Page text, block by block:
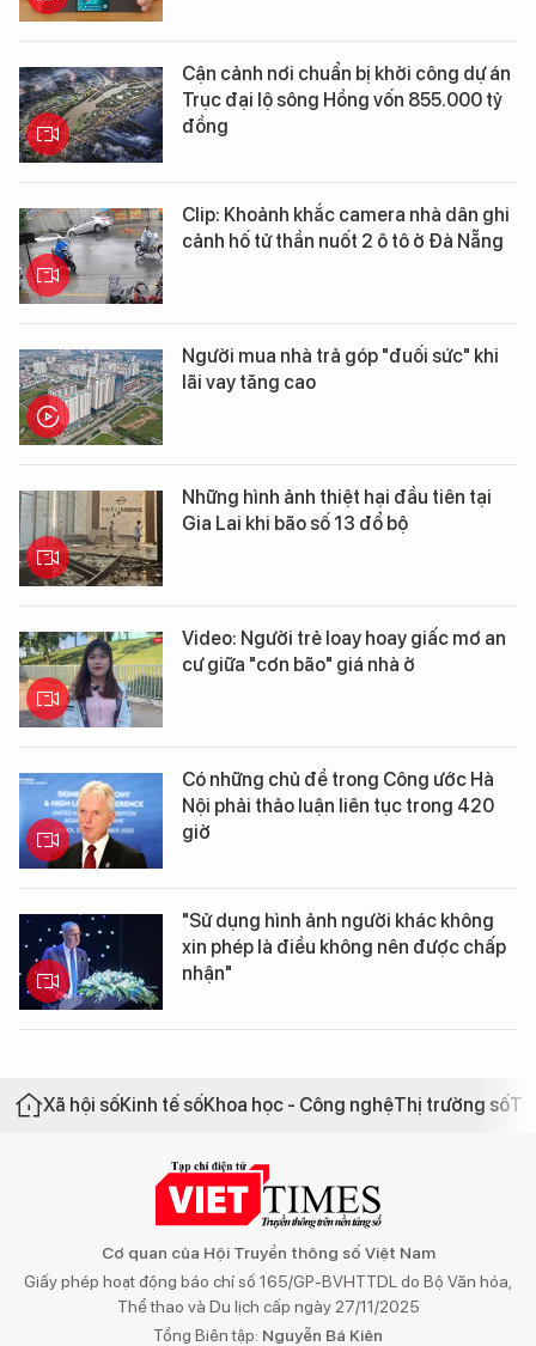
Cận cảnh nơi chuẩn bị khởi công dự án
Trục đại lộ sông Hồng vốn 855.000 tỷ
đồng
Clip: Khoảnh khắc camera nhà dân ghi
cảnh hố tử thần nuốt 2 ô tô ở Đà Nẵng
Người mua nhà trả góp "đuối sức" khi
lãi vay tăng cao
Những hình ảnh thiệt hại đầu tiên tại
Gia Lai khi bão số 13 đổ bộ
Video: Người trẻ loay hoay giấc mơ an
cư giữa "cơn bão" giá nhà ở
Có những chủ đề trong Công ước Hà
Nội phải thảo luận liên tục trong 420
giờ
"Sử dụng hình ảnh người khác không
xin phép là điều không nên được chấp
nhận"
Xã hội sốKinh tế sốKhoa học - Công nghệThị trường số
Cơ quan của Hội Truyền thông số Việt Nam
Giấy phép hoạt động báo chí số 165/GP-BVHTTDL do Bộ Văn hóa,
Thể thao và Du lịch cấp ngày 27/11/2025
Tổng Biên tập: Nguyễn Bá Kiên